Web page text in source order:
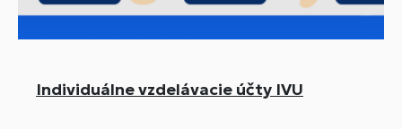
Individuálne vzdelávacie účty IVU